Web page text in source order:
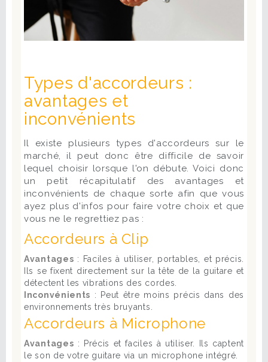
Types d'accordeurs :
avantages et
inconvénients
Il existe plusieurs types d'accordeurs sur le
marché, il peut donc être difficile de savoir
lequel choisir lorsque l'on débute. Voici donc
un petit récapitulatif des avantages et
inconvénients de chaque sorte afin que vous
ayez plus d'infos pour faire votre choix et que
vous ne le regrettiez pas :
Accordeurs à Clip
Avantages : Faciles à utiliser, portables, et précis.
Ils se fixent directement sur la tête de la guitare et
détectent les vibrations des cordes.
Inconvénients : Peut être moins précis dans des
environnements très bruyants.
Accordeurs à Microphone
Avantages : Précis et faciles à utiliser. Ils captent
le son de votre guitare via un microphone intégré.